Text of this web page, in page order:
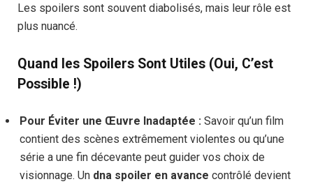
Les spoilers sont souvent diabolisés, mais leur rôle est
plus nuancé.
Quand les Spoilers Sont Utiles (Oui, C’est
Possible !)
Pour Éviter une Œuvre Inadaptée : Savoir qu’un film
contient des scènes extrêmement violentes ou qu’une
série a une fin décevante peut guider vos choix de
visionnage. Un dna spoiler en avance contrôlé devient